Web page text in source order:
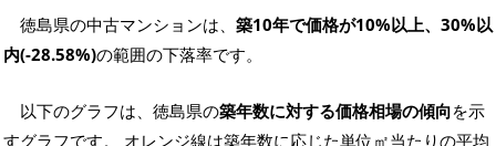
徳島県の中古マンションは、 築10年で価格が10%以上、30%以
内(-28.58%)の範囲の下落率です。
以下のグラフは、徳島県の築年数に対する価格相場の傾向を示
すグラフです。 オレンジ線は築年数に応じた単位㎡当たりの平均